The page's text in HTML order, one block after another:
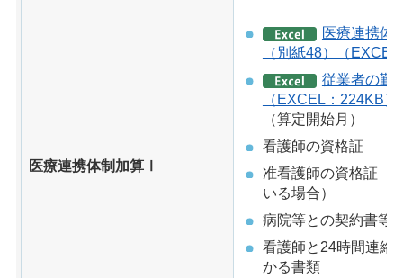
医療連携体制加算Ⅰ
医療連携体
（別紙48）（
従業者の勤
（EXCEL：224KB）
（算定開始月）
看護師の資格証
准看護師の資格証（
いる場合）
病院等との契約書等
看護師と24時間連絡
かる書類